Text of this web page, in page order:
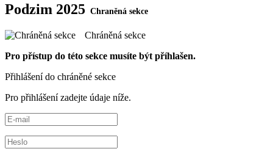
Podzim 2025
Chráněná sekce
Pro přístup do této sekce musíte být příhlašen.
Přihlášení do chráněné sekce
Pro přihlášení zadejte údaje níže.